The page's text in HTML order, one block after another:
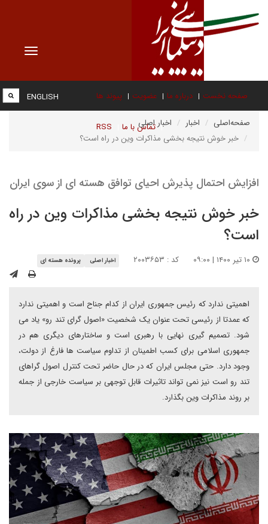
Toggle
صفحه نخست درباره ما عضویت پیوند ها
تماس با ما RSS
ENGLISH
صفحه‌اصلی اخبار
اخبار اصلی
خبر خوش نتیجه بخشی مذاکرات وین در راه است؟
افزایش احتمال پذیرش احیای توافق هسته ای از سوی ایران
خبر خوش نتیجه بخشی مذاکرات وین در راه
است؟
کد : ۲۰۰۳۶۵۳ اخبار اصلی پرونده هسته ای
اهمیتی ندارد که رئیس جمهوری ایران از کدام جناح است و اهمیتی ندارد
که عمدتا از رئیسی تحت عنوان یک شخصیت «اصول گرای تند رو» یاد می
شود. تصمیم گیری نهایی با رهبری است و ساختارهای دیگری هم در
جمهوری اسلامی برای کسب اطمینان از تداوم سیاست ها فارغ از دولت،
وجود دارد. حتی مجلس ایران که در حال حاضر تحت کنترل اصول گراهای
تند رو است نیز نمی تواند تاثیرات قابل توجهی بر سیاست خارجی از جمله
بر روند مذاکرات وین بگذارد.